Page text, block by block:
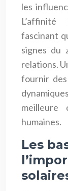
les
fascinant
signes du
relations.
fournir
meilleure
humaines.
Les